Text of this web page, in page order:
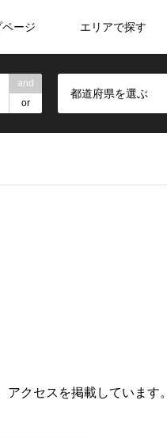
ページ エリアで探す
and
or
都道府県を選ぶ
クセスを掲載しています。